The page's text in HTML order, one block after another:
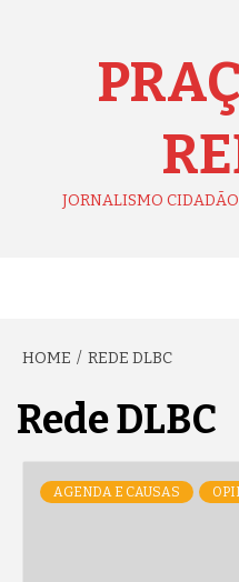
JORNALISMO
HOME REDE DLBC
Rede DLBC
AGENDA E CAUSAS